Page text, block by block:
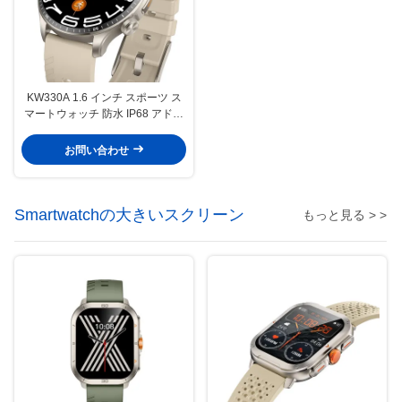
KW330A 1.6 インチ スポーツ ス
マートウォッチ 防水 IP68 アドバ
お問い合わせ
Smartwatchの大きいスクリーン もっと見る > >